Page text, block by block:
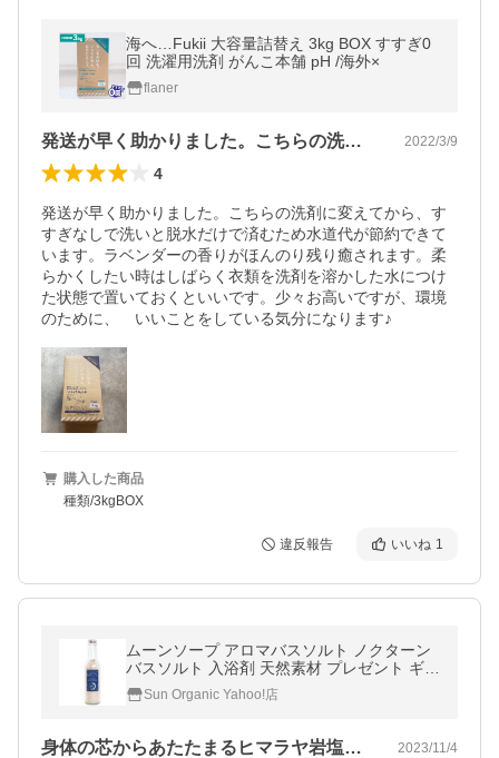
海へ…Fukii 大容量詰替え 3kg BOX すすぎ0
回 洗濯用洗剤 がんこ本舗 pH /海外×
flaner
発送が早く助かりました。こちらの洗剤に… 2022/3/9
4
発送が早く助かりました。こちらの洗剤に変えてから、す
すぎなしで洗いと脱水だけで済むため水道代が節約できて
います。ラベンダーの香りがほんのり残り癒されます。柔
らかくしたい時はしばらく衣類を洗剤を溶かした水につけ
た状態で置いておくといいです。少々お高いですが、環境
のために、　いいことをしている気分になります♪
購入した商品
種類/3kgBOX
違反報告 いいね 1
ムーンソープ アロマバスソルト ノクターン
バスソルト 入浴剤 天然素材 プレゼント ギフ
ト あったかグッズ 誕生日 お祝い ホワイトデ
ー Sun Organic Yahoo!店
身体の芯からあたたまるヒマラヤ岩塩の入… 2023/11/4